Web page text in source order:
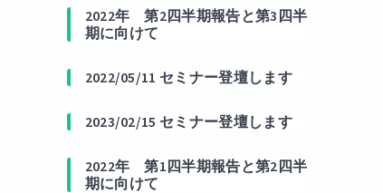
2022年 第2四半期報告と第3四半
期に向けて
2022/05/11 セミナー登壇します
2023/02/15 セミナー登壇します
2022年 第1四半期報告と第2四半
期に向けて